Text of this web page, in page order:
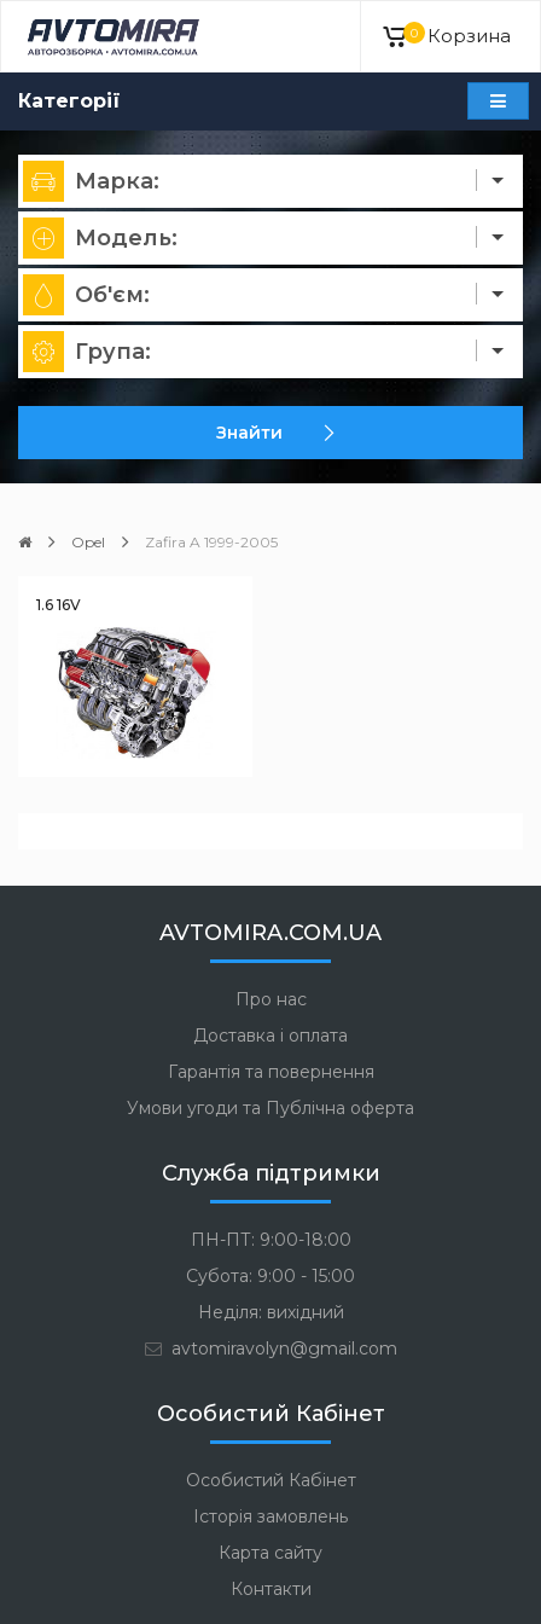
0 Корзина
Категорії
Марка:
Модель:
Об'єм:
Група:
Знайти
Opel Zafira A 1999-2005
1.6 16V
AVTOMIRA.COM.UA
Про нас
Доставка і оплата
Гарантія та повернення
Умови угоди та Публічна оферта
Служба підтримки
ПН-ПТ: 9:00-18:00
Субота: 9:00 - 15:00
Неділя: вихідний
avtomiravolyn@gmail.com
Особистий Кабінет
Особистий Кабінет
Історія замовлень
Карта сайту
Контакти